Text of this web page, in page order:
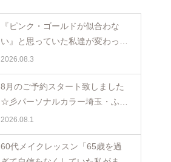
『ピンク・ゴールドが似合わな
い』と思っていた私達が変わった
日。親子で体験パーソナルカラー
2026.08.3
8月のご予約スタート致しました
☆彡パーソナルカラー埼玉・ふじ
み野
2026.08.1
60代メイクレッスン「65歳を過